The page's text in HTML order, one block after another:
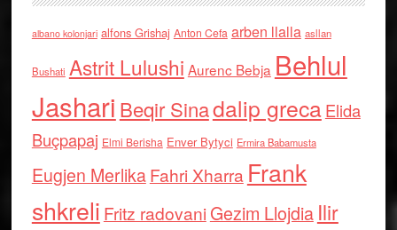
albano kolonjari alfons Grishaj Anton Cefa arben llalla asllan
Bushati Astrit Lulushi Aurenc Bebja Behlul
Jashari Beqir Sinadalip grecaElida
Buçpapaj Elmi Berisha Enver Bytyci Ermira Babamusta
Eugjen MerlikaFahri Xharra Frank
shkreli Fritz radovaniGezim Llojdia Ilir